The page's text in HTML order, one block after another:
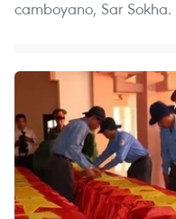
camboyano, Sar Sokha.